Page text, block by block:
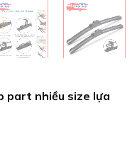
part nhiều size lựa